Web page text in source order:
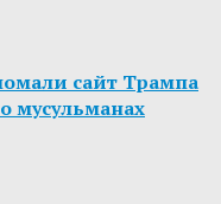
сайт Трампа
мусульманах